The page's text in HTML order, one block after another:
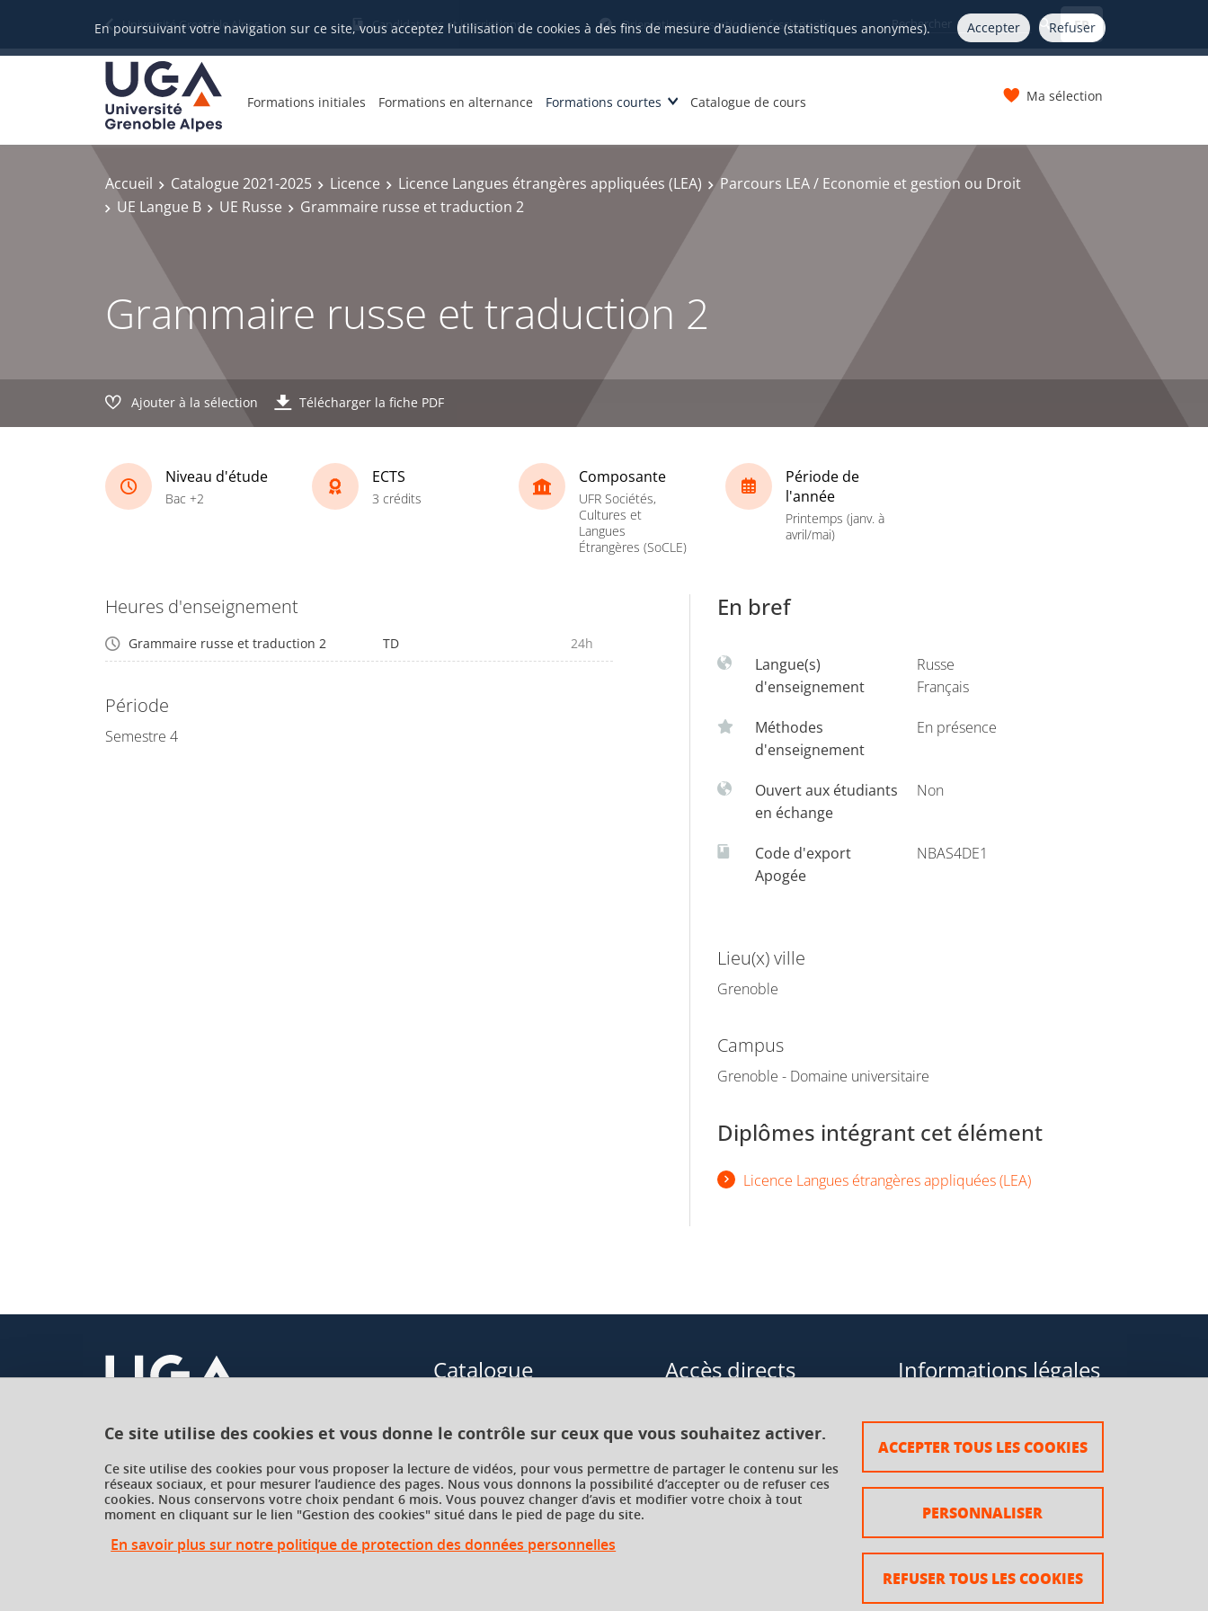
Ce site utilise des cookies et vous donne le contrôle sur ceux que vous souhaitez activer.
Ce site utilise des cookies pour vous proposer la lecture de vidéos, pour vous permettre de partager le contenu sur les
réseaux sociaux, et pour mesurer l’audience des pages. Nous vous donnons la possibilité d’accepter ou de refuser ces
cookies. Nous conservons votre choix pendant 6 mois. Vous pouvez changer d’avis et modifier votre choix à tout
moment en cliquant sur le lien "Gestion des cookies" situé dans le pied de page du site.
En savoir plus sur notre politique de protection des données personnelles
ACCEPTER TOUS LES COOKIES
REFUSER TOUS LES COOKIES
PERSONNALISER
En poursuivant votre navigation sur ce site, vous acceptez l'utilisation de cookies à des fins de mesure d'audience (statistiques anonymes). Accepter Refuser
Université Grenoble Alpes Candidatures et inscriptions Orientation et insertion professionnelle FR
Formations initiales Formations en alternance Formations courtes Catalogue de cours Ma sélection
Accueil Catalogue 2021-2025 Licence Licence Langues étrangères appliquées (LEA)
Parcours LEA / Economie et gestion ou Droit
UE Langue B
UE Russe Grammaire russe et traduction 2
Grammaire russe et traduction 2
Ajouter à la sélection Télécharger la fiche PDF
Niveau d'étude
Bac +2
ECTS
3 crédits
Composante
UFR Sociétés,
Cultures et
Langues
Étrangères (SoCLE)
Période de
l'année
Printemps (janv. à
avril/mai)
Heures d'enseignement
Grammaire russe et traduction 2 TD 24h
Période
Semestre 4
En bref
Langue(s)
d'enseignement
Russe
Français
Méthodes
d'enseignement
En présence
Ouvert aux étudiants
en échange
Non
Code d'export
Apogée
NBAS4DE1
Lieu(x) ville
Grenoble
Campus
Grenoble - Domaine universitaire
Diplômes intégrant cet élément
Licence Langues étrangères appliquées (LEA)
Université Grenoble Alpes
621 avenue Centrale
38400 Saint-Martin-d'Hères
France
Catalogue
Formations courtes
Recherche par facultés, écoles,
instituts
Accès directs
Enseignements transversaux à
choix (ETC)
Informations légales
Plan du site
Mentions légales
Crédits
Accessibilité : non conforme